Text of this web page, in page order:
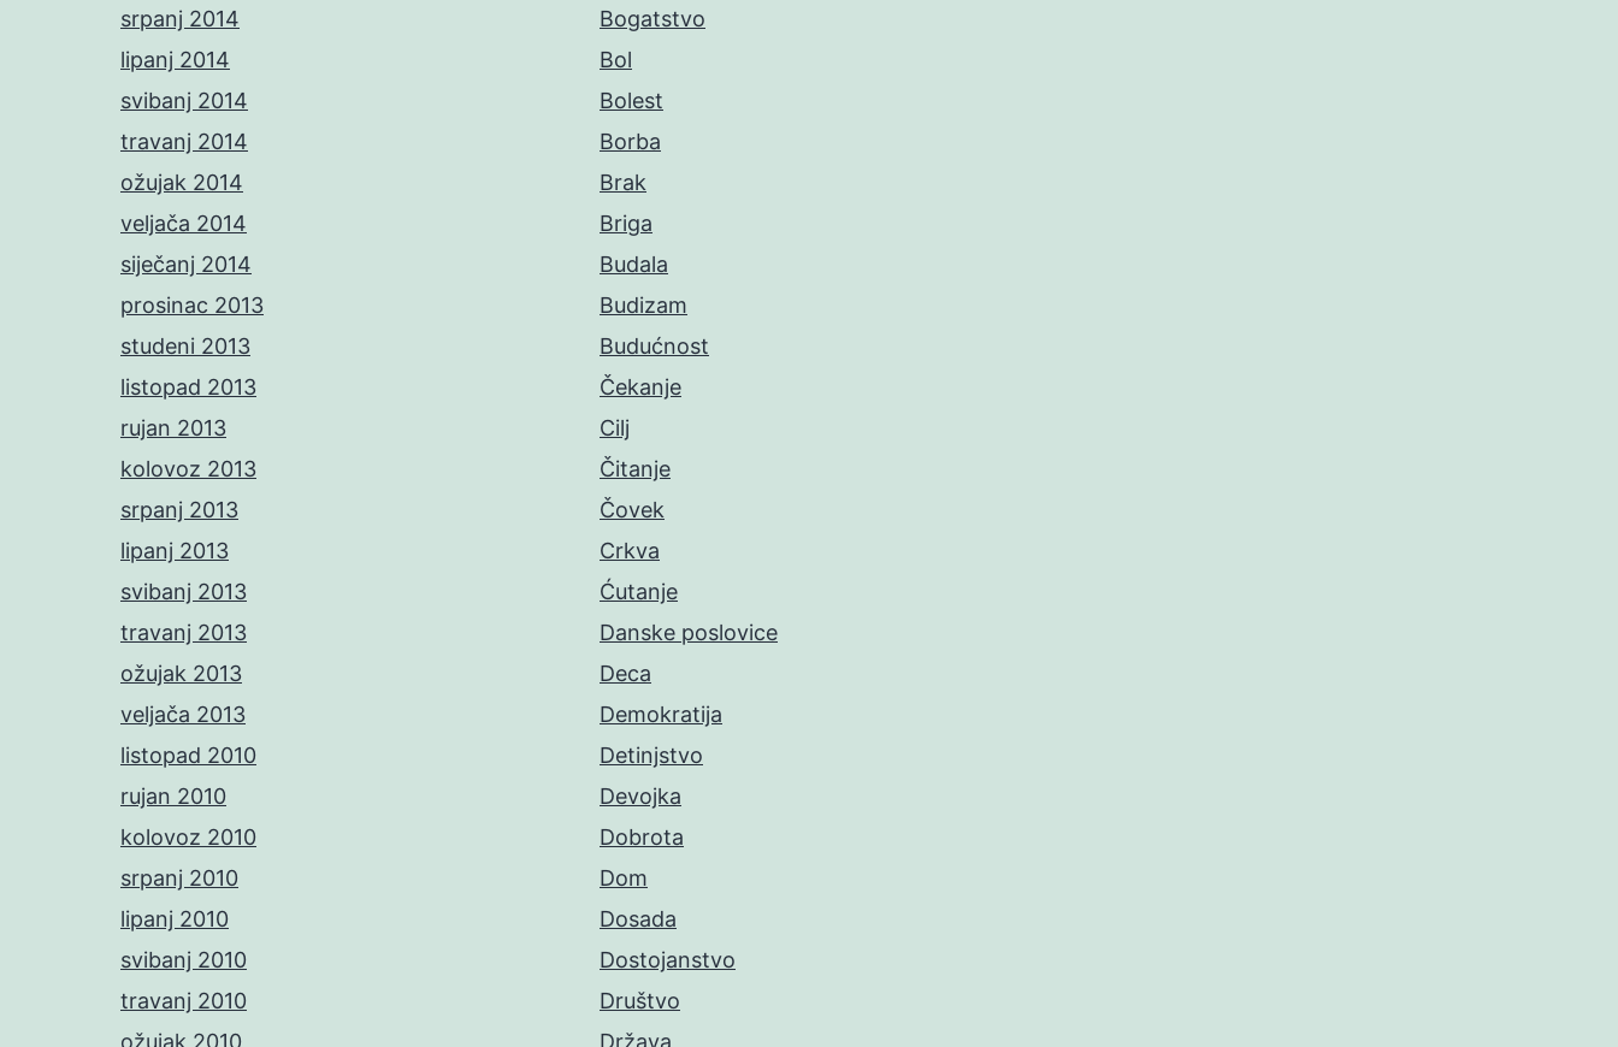
srpanj 2014
lipanj 2014
svibanj 2014
travanj 2014
ožujak 2014
veljača 2014
siječanj 2014
prosinac 2013
studeni 2013
listopad 2013
rujan 2013
kolovoz 2013
srpanj 2013
lipanj 2013
svibanj 2013
travanj 2013
ožujak 2013
veljača 2013
listopad 2010
rujan 2010
kolovoz 2010
srpanj 2010
lipanj 2010
svibanj 2010
travanj 2010
ožujak 2010
Bogatstvo
Bol
Bolest
Borba
Brak
Briga
Budala
Budizam
Budućnost
Čekanje
Cilj
Čitanje
Čovek
Crkva
Ćutanje
Danske poslovice
Deca
Demokratija
Detinjstvo
Devojka
Dobrota
Dom
Dosada
Dostojanstvo
Društvo
Država